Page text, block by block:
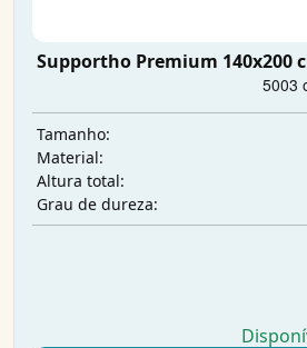
Supportho Premium 140x200
Tamanho:
Material:
Altura total:
Grau de dureza: